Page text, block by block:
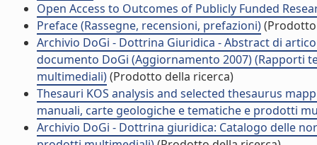
Open Access to Outcomes of Publicly Funded
Preface (Rassegne, recensioni, prefazioni)
Archivio DoGi - Dottrina Giuridica - Abstract di
documento DoGi (Aggiornamento 2007) (Rapporti
multimediali)(Prodotto della ricerca)
Thesauri KOS analysis and selected thesaurus
manuali, carte geologiche e tematiche e prodotti
Archivio DoGi - Dottrina giuridica: Catalogo delle